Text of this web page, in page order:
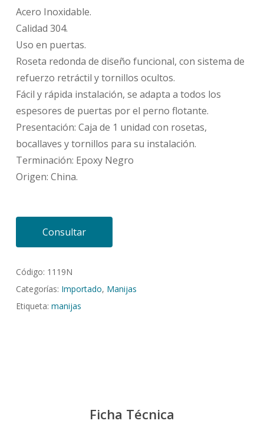
Acero Inoxidable.
Calidad 304.
Uso en puertas.
Roseta redonda de diseño funcional, con sistema de
refuerzo retráctil y tornillos ocultos.
Fácil y rápida instalación, se adapta a todos los
espesores de puertas por el perno flotante.
Presentación: Caja de 1 unidad con rosetas,
bocallaves y tornillos para su instalación.
Terminación: Epoxy Negro
Origen: China.
Consultar
Código: 1119N
Categorías: Importado, Manijas
Etiqueta: manijas
Ficha Técnica